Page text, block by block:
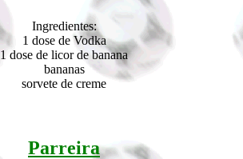
Ingredientes:
1 dose de Vodka
1 dose de licor de banana
bananas
sorvete de creme
Parreira